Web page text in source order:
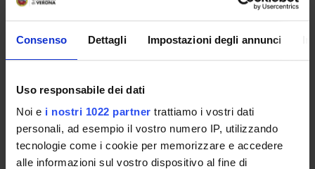
Consenso Dettagli Impostazioni degli annunci
Uso responsabile dei dati
Noi e i nostri 1022 partner trattiamo i vostri dati
personali, ad esempio il vostro numero IP, utilizzando
tecnologie come i cookie per memorizzare e accedere
alle informazioni sul vostro dispositivo al fine di
PROJECT PARTICIPANTS
Juliana Haydee Enrique Steinberg
Daniele Guardavaccaro
Full Professor
Angela Lauriola
Temporary Assistant Professor